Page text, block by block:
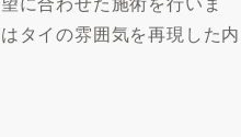
タイの雰囲気を再現した内